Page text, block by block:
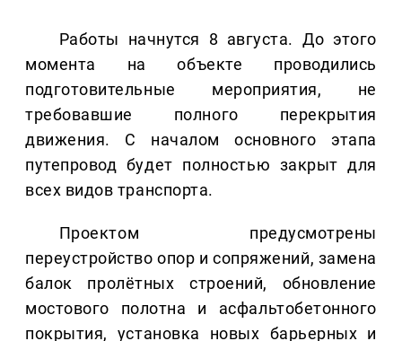
Работы начнутся 8 августа. До этого
момента на объекте проводились
подготовительные мероприятия, не
требовавшие полного перекрытия
движения. С началом основного этапа
путепровод будет полностью закрыт для
всех видов транспорта.
Проектом предусмотрены
переустройство опор и сопряжений, замена
балок пролётных строений, обновление
мостового полотна и асфальтобетонного
покрытия, установка новых барьерных и